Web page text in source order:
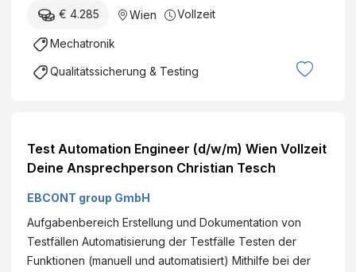
€ 4.285 Wien Vollzeit
Mechatronik
Qualitätssicherung & Testing
Test Automation Engineer (d/w/m) Wien Vollzeit
Deine Ansprechperson Christian Tesch
EBCONT group GmbH
Aufgabenbereich Erstellung und Dokumentation von
Testfällen Automatisierung der Testfälle Testen der
Funktionen (manuell und automatisiert) Mithilfe bei der